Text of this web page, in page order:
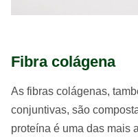
Fibra colágena
As fibras colágenas,
conjuntivas, são
proteína é uma das mais